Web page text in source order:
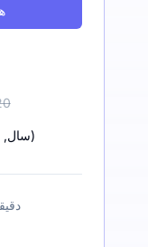
/ سال, )